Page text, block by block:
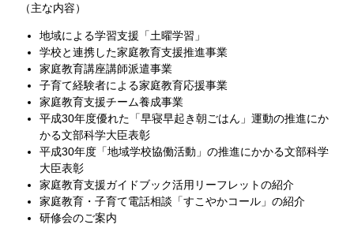
（主な内容）
地域による学習支援「土曜学習」
学校と連携した家庭教育支援推進事業
家庭教育講座講師派遣事業
子育て経験者による家庭教育応援事業
家庭教育支援チーム養成事業
平成30年度優れた「早寝早起き朝ごはん」運動の推進にか
かる文部科学大臣表彰
平成30年度「地域学校協働活動」の推進にかかる文部科学
大臣表彰
家庭教育支援ガイドブック活用リーフレットの紹介
家庭教育・子育て電話相談「すこやかコール」の紹介
研修会のご案内